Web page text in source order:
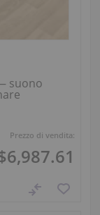
Prezzo di vendita:
suono